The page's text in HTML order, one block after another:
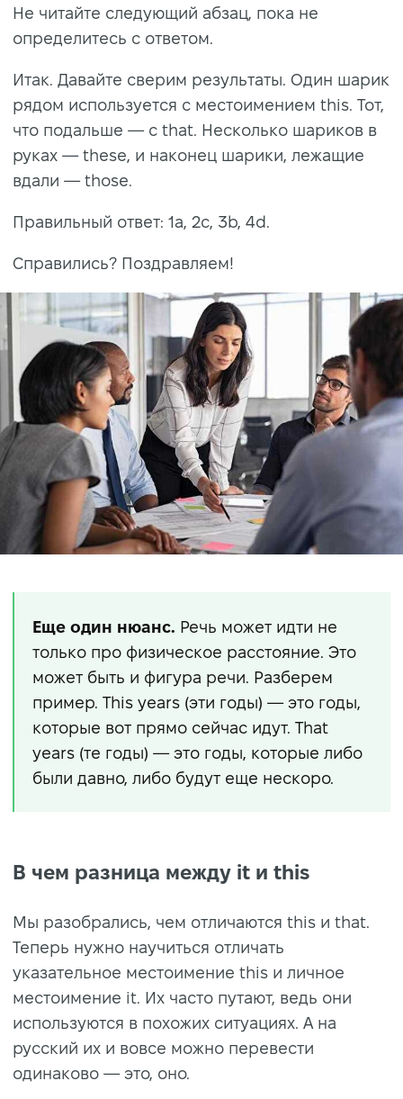
Не читайте следующий абзац, пока не
определитесь с ответом.
Итак. Давайте сверим результаты. Один шарик
рядом используется с местоимением this. Тот,
что подальше — с that. Несколько шариков в
руках — these, и наконец шарики, лежащие
вдали — those.
Правильный ответ: 1a, 2c, 3b, 4d.
Справились? Поздравляем!
Еще один нюанс. Речь может идти не
только про физическое расстояние. Это
может быть и фигура речи. Разберем
пример. This years (эти годы) — это годы,
которые вот прямо сейчас идут. That
years (те годы) — это годы, которые либо
были давно, либо будут еще нескоро.
В чем разница между it и this
Мы разобрались, чем отличаются this и that.
Теперь нужно научиться отличать
указательное местоимение this и личное
местоимение it. Их часто путают, ведь они
используются в похожих ситуациях. А на
русский их и вовсе можно перевести
одинаково — это, оно.